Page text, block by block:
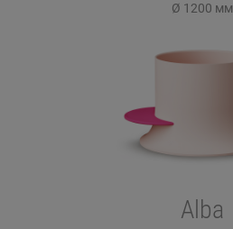
Ø 1200 мм
Alba